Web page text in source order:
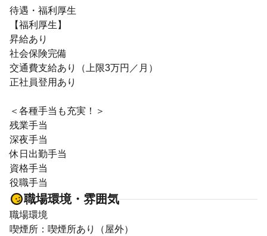
待遇・福利厚生
【福利厚生】
昇給あり
社会保険完備
交通費支給あり（上限3万円／月）
正社員登用あり
＜各種手当も充実！＞
残業手当
深夜手当
休日出勤手当
資格手当
役職手当
職場環境・雰囲気
職場環境
喫煙所：喫煙所あり（屋外）